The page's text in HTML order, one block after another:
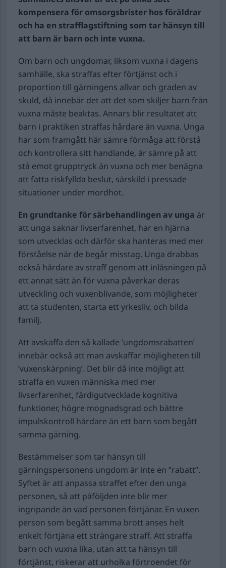
kompensera för omsorgsbrister hos föräldrar
och ha en strafflagstiftning som tar hänsyn till
att barn är barn och inte vuxna.
Om barn och ungdomar, liksom vuxna i dagens
samhälle, ska straffas efter förtjänst och i
proportion till gärningens allvar och graden av
skuld, då innebär det att det som skiljer barn från
vuxna måste beaktas. Annars blir resultatet att
barn i praktiken straffas hårdare än vuxna. Unga
har som framgått här sämre förmåga att förstå
och kontrollera sitt handlande, är sämre på att
stå emot grupptryck än vuxna och mer benägna
att fatta riskfyllda beslut, särskild i pressade
situationer under mordhot.
En grundtanke för särbehandlingen av unga är
att unga saknar livserfarenhet, har en hjärna
som utvecklas och därför ska hanteras med mer
förståelse när de begår misstag. Unga drabbas
också hårdare av straff genom att inlåsningen på
ett annat sätt än för vuxna påverkar deras
utveckling och vuxenblivande, som möjligheter
att ta studenten, starta ett yrkesliv, och bilda
familj.
Att avskaffa den så kallade ’ungdomsrabatten’
innebär också att man avskaffar möjligheten till
’vuxenskärpning’. Det blir då inte möjligt att
straffa en vuxen människa med mer
livserfarenhet, färdigutvecklade kognitiva
funktioner, högre mognadsgrad och bättre
impulskontroll hårdare än ett barn som begått
samma gärning.
Bestämmelser som tar hänsyn till
gärningspersonens ungdom är inte en ”rabatt”.
Syftet är att anpassa straffet efter den unga
personen, så att påföljden inte blir mer
ingripande än vad personen förtjänar. En vuxen
person som begått samma brott anses helt
enkelt förtjäna ett strängare straff. Att straffa
barn och vuxna lika, utan att ta hänsyn till
förtjänst, riskerar att urholka förtroendet för